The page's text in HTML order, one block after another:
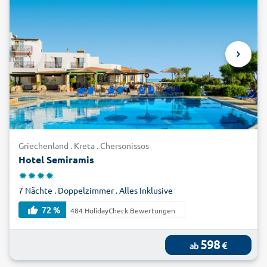
Griechenland . Kreta . Chersonissos
Hotel Semiramis
7 Nächte . Doppelzimmer . Alles Inklusive
72 %
484 HolidayCheck Bewertungen
ab 598€